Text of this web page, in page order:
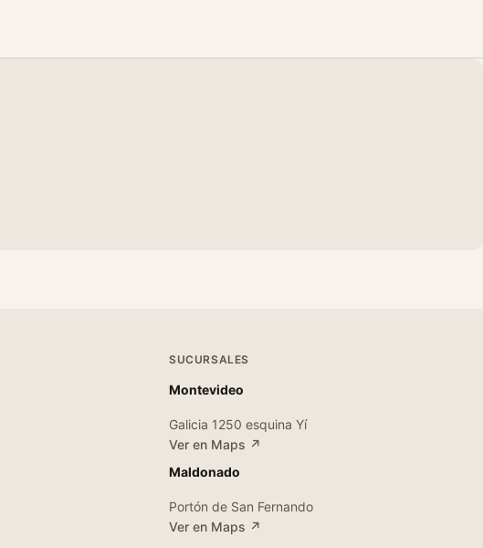
SUCURSALES
Montevideo
Galicia 1250 esquina Yí
Ver en Maps ↗
Maldonado
Portón de San Fernando
Ver en Maps ↗